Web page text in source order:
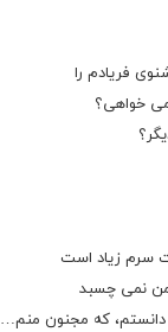
فریادم را
خواهی؟
سرم زیاد است
من نمی چسبد
دانستم، که مجنون منم…